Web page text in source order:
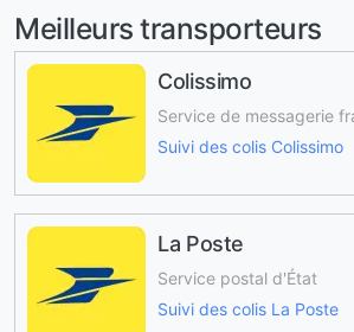
Meilleurs transporteurs
Colissimo
Service de messagerie
Suivi des colis Colissimo
La Poste
Service postal d'État
Suivi des colis La Poste